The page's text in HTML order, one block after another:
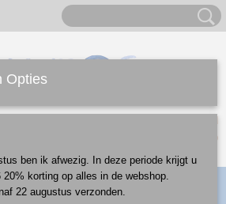
(0)
Lunch/Diner>eierlepel> eierlepel -
Opties
ben ik afwezig. In deze periode krijgt u
korting op alles in de webshop.
22 augustus verzonden.